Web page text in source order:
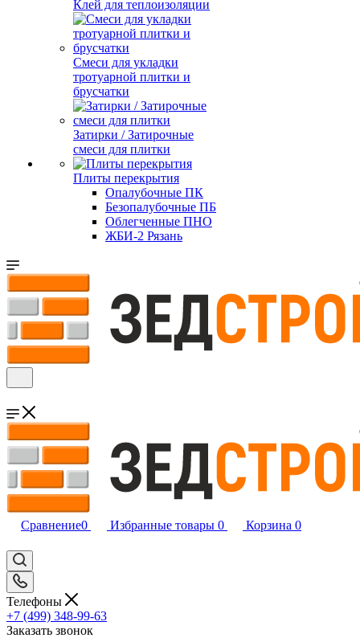
Клей для теплоизоляции
Смеси для укладки
тротуарной плитки и
брусчатки
Затирки / Затирочные
смеси для плитки
Плиты перекрытия
Опалубочные ПК
Безопалубочные ПБ
Облегченные ПНО
ЖБИ-2 Рязань
Сравнение0 Избранные товары 0 Корзина 0
Телефоны
+7 (499) 348-99-63
Заказать звонок